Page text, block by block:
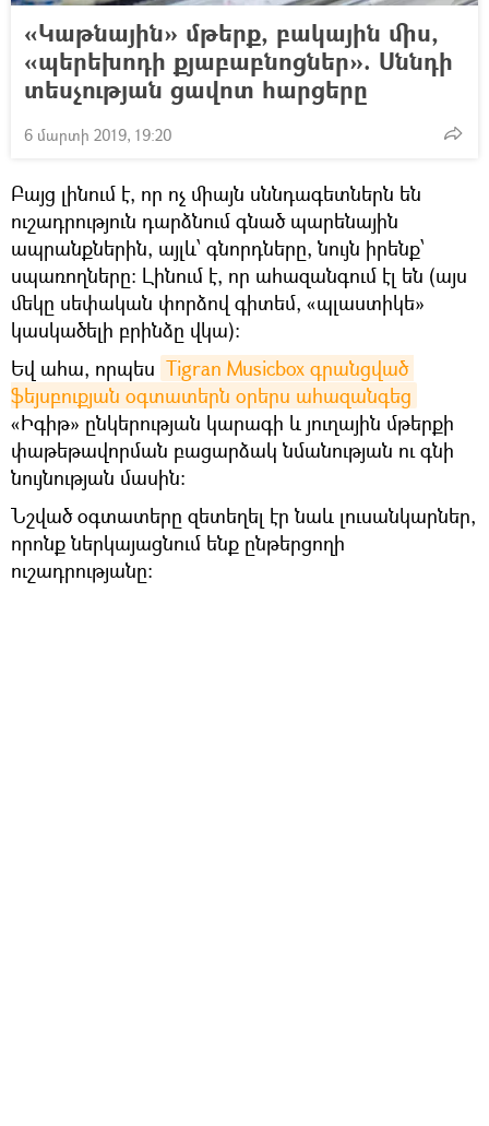
«Կաթնային» մթերք, բակային միս,
«պերեխոդի քյաբաբնոցներ». Սննդի
տեսչության ցավոտ հարցերը
6 մարտի 2019, 19:20
Բայց լինում է, որ ոչ միայն սննդագետներն են
ուշադրություն դարձնում գնած պարենային
ապրանքներին, այլև՝ գնորդները, նույն իրենք՝
սպառողները: Լինում է, որ ահազանգում էլ են (այս
մեկը սեփական փորձով գիտեմ, «պլաստիկե»
կասկածելի բրինձը վկա):
Եվ ահա, որպես Tigran Musicbox գրանցված
ֆեյսբուքյան օգտատերն օրերս ահազանգեց
«Իգիթ» ընկերության կարագի և յուղային մթերքի
փաթեթավորման բացարձակ նմանության ու գնի
նույնության մասին:
Նշված օգտատերը զետեղել էր նաև լուսանկարներ,
որոնք ներկայացնում ենք ընթերցողի
ուշադրությանը: